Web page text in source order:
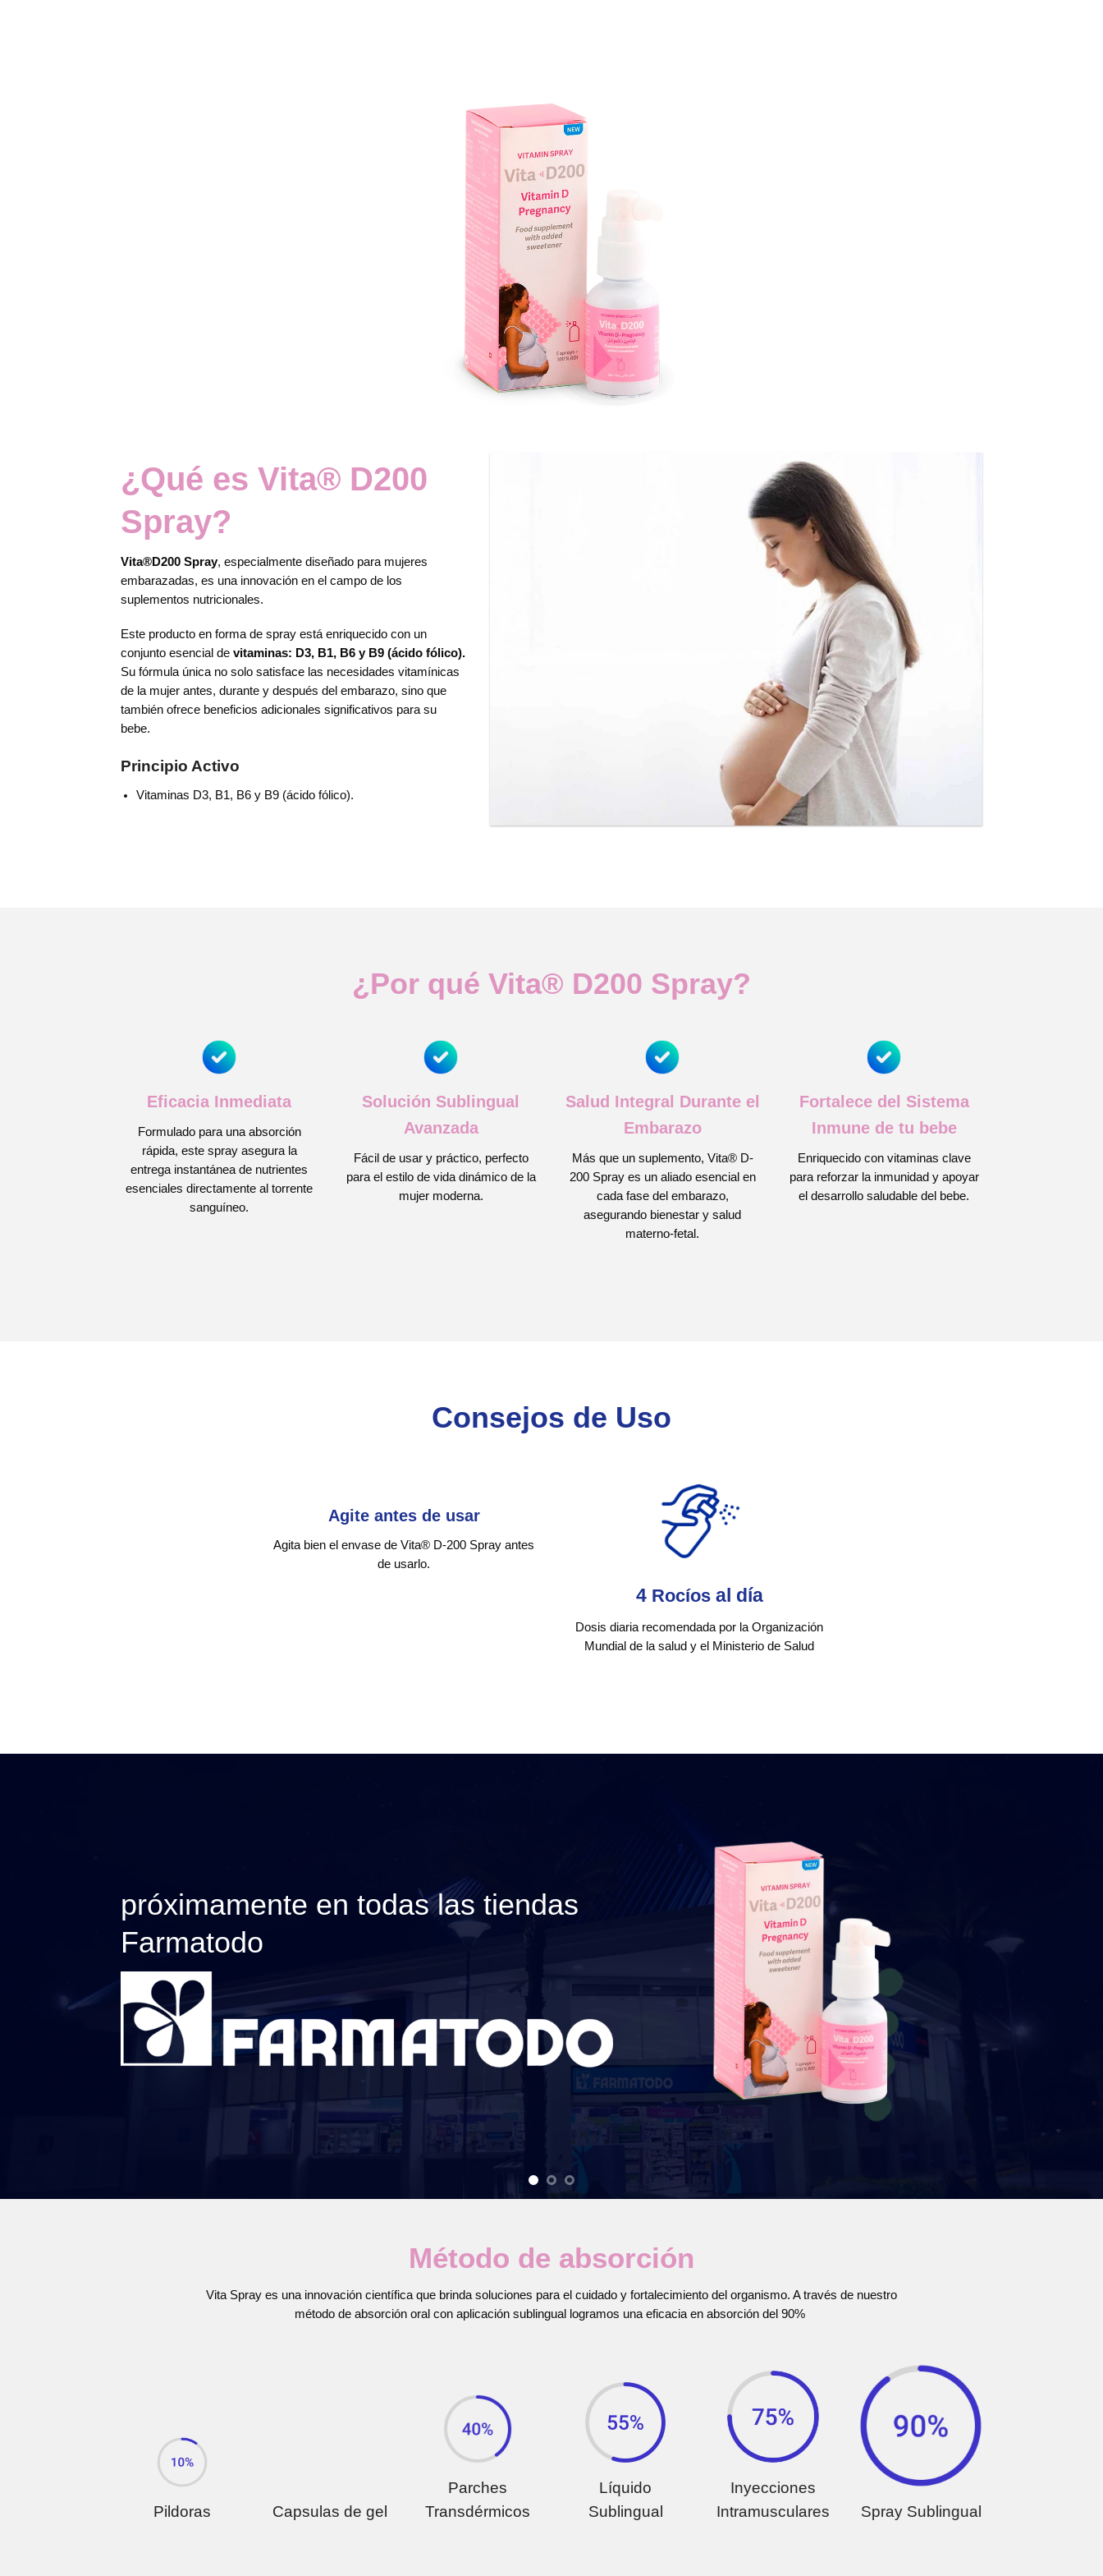
¿Qué es Vita®️ D200
Spray?
Vita®️D200 Spray, especialmente diseñado para mujeres
embarazadas, es una innovación en el campo de los
suplementos nutricionales.
Este producto en forma de spray está enriquecido con un
conjunto esencial de vitaminas: D3, B1, B6 y B9 (ácido fólico).
Su fórmula única no solo satisface las necesidades vitamínicas
de la mujer antes, durante y después del embarazo, sino que
también ofrece beneficios adicionales significativos para su
bebe.
Principio Activo
Vitaminas D3, B1, B6 y B9 (ácido fólico).
¿Por qué Vita®️ D200 Spray?
Eficacia Inmediata
Formulado para una absorción
rápida, este spray asegura la
entrega instantánea de nutrientes
esenciales directamente al torrente
sanguíneo.
Solución Sublingual
Avanzada
Fácil de usar y práctico, perfecto
para el estilo de vida dinámico de la
mujer moderna.
Salud Integral Durante el
Embarazo
Más que un suplemento, Vita®️ D-
200 Spray es un aliado esencial en
cada fase del embarazo,
asegurando bienestar y salud
materno-fetal.
Fortalece del Sistema
Inmune de tu bebe
Enriquecido con vitaminas clave
para reforzar la inmunidad y apoyar
el desarrollo saludable del bebe.
Consejos de Uso
Agite antes de usar
Agita bien el envase de Vita®️ D-200 Spray antes
de usarlo.
4 Rocíosal día
Dosis diaria recomendada por la Organización
Mundial de la salud y el Ministerio de Salud
próximamente en todas las tiendas
Farmatodo
Método de absorción
Vita Spray es una innovación científica que brinda soluciones para el cuidado y fortalecimiento del organismo. A través de nuestro
método de absorción oral con aplicación sublingual logramos una eficacia en absorción del 90%
Pildoras Capsulas de gel
Parches
Transdérmicos
Líquido
Sublingual
Inyecciones
Intramusculares
Spray Sublingual